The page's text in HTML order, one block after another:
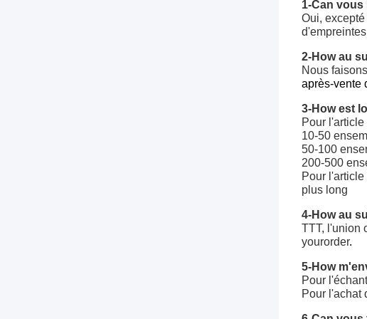
1-Can vous
Oui,
2-How au
Nous
après-vente
3-How est
Pour l'article
10-50
50-100
200-500
Pour
plus long
4-How au
TTT, l'union
yourorder.
5-How
Pour
Pour l'achat